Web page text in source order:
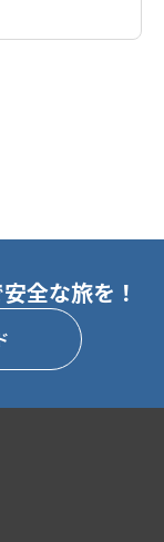
全な旅を！